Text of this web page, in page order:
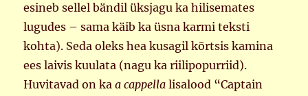
esineb sellel bändil üksjagu ka hilisemates
lugudes – sama käib ka üsna karmi teksti
kohta). Seda oleks hea kusagil kõrtsis kamina
ees laivis kuulata (nagu ka riilipopurriid).
Huvitavad on kaa cappella lisalood “Captain